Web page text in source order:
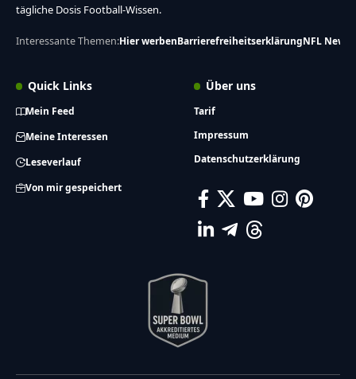
tägliche Dosis Football-Wissen.
Interessante Themen:Hier werbenBarrierefreiheitserklärungNFL News
Quick Links
Mein Feed
Meine Interessen
Leseverlauf
Von mir gespeichert
Über uns
Tarif
Impressum
Datenschutzerklärung